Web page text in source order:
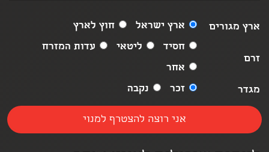
ארץ מגורים ארץ ישראל חוץ לארץ
זרם
חסיד ליטאי
עדות המזרח
אחר
מגדר
זכר נקבה